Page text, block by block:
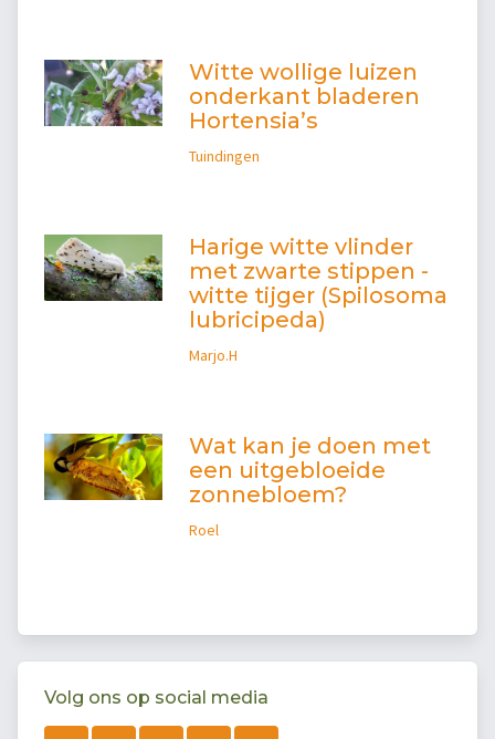
Witte wollige luizen
onderkant bladeren
Hortensia’s
Tuindingen
Harige witte vlinder
met zwarte stippen -
witte tijger (Spilosoma
lubricipeda)
Marjo.H
Wat kan je doen met
een uitgebloeide
zonnebloem?
Roel
Volg ons op social media